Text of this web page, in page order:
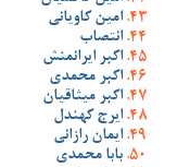
امین کاویانی
انتصاب
اکبر ایرانمنش
اکبر محمدی
اکبر میثاقیان
ایرج کهندل
ایمان رازانی
بابا محمدی